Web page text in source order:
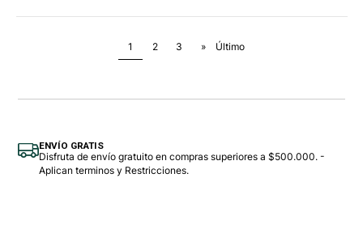
1 2 3 » Último
ENVÍO GRATIS
Disfruta de envío gratuito en compras superiores a $500.000. -
Aplican terminos y Restricciones.